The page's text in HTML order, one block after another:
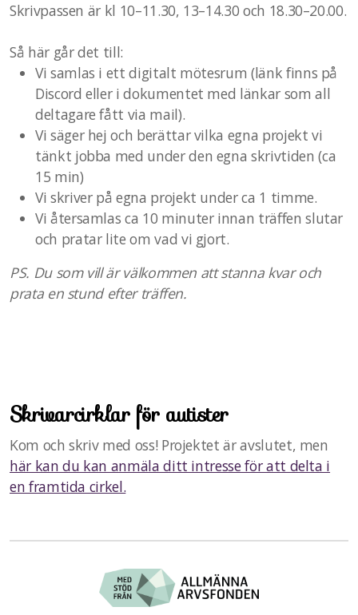
Skrivpassen är kl 10–11.30, 13–14.30 och 18.30–20.00.
Så här går det till:
Vi samlas i ett digitalt mötesrum (länk finns på
Discord eller i dokumentet med länkar som all
deltagare fått via mail).
Vi säger hej och berättar vilka egna projekt vi
tänkt jobba med under den egna skrivtiden (ca
15 min)
Vi skriver på egna projekt under ca 1 timme.
Vi återsamlas ca 10 minuter innan träffen slutar
och pratar lite om vad vi gjort.
PS. Du som vill är välkommen att stanna kvar och
prata en stund efter träffen.
Skrivarcirklar för autister
Kom och skriv med oss! Projektet är avslutet, men
här kan du kan anmäla ditt intresse för att delta i
en framtida cirkel.